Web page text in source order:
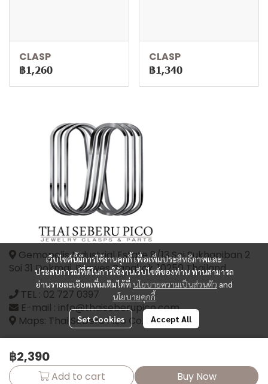
CLASP
฿1,260
CLASP
฿1,340
฿2,390
Add to cart Buy Now
เว็บไซต์นี้มีการใช้งานคุกกี้ เพื่อเพิ่มประสิทธิภาพและ
ประสบการณ์ที่ดีในการใช้งานเว็บไซต์ของท่าน ท่านสามารถ
อ่านรายละเอียดเพิ่มเติมได้ที่ นโยบายความเป็นส่วนตัว and
นโยบายคุกกี้
Set Cookies Accept All
Gemopolis Industrial Estate 8/13 Soi Sukhapiban 2
Soi 31 Dokmai, Prawes Bangkok, 10250 Thailand
TEL : 02 727 0397
E-mail : info@thaiseberupico.com
Maps: Thai Seberu Pico Co.,Ltd.